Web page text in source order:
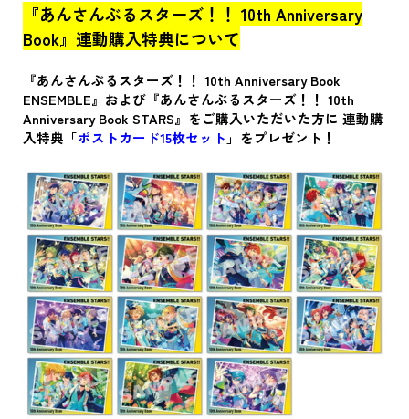
『あんさんぶるスターズ！！ 10th Anniversary
Book』連動購入特典について
『あんさんぶるスターズ！！ 10th Anniversary Book
ENSEMBLE』および『あんさんぶるスターズ！！ 10th
Anniversary Book STARS』をご購入いただいた方に 連動購
入特典「ポストカード15枚セット 」をプレゼント！